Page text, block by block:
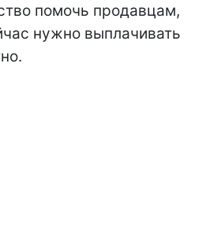
помочь продавцам,
нужно выплачивать